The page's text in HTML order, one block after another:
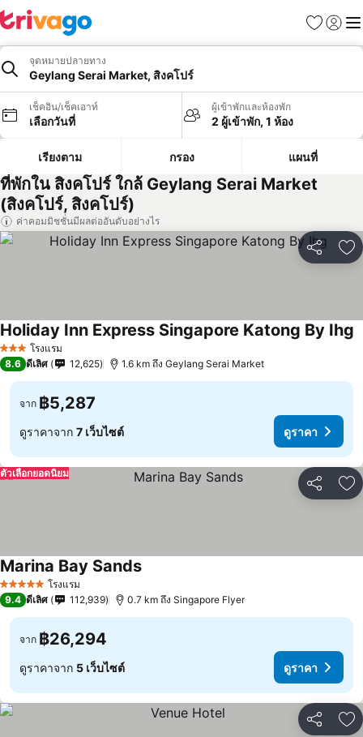
รายการโป
เข้าสู่ร
เมนู
จุดหมายปลายทาง
Geylang Serai Market, สิงคโปร์
เช็คอิน/เช็คเอาท์
เลือกวันที่
ผู้เข้าพักและห้องพัก
2 ผู้เข้าพัก, 1 ห้อง
เรียงตาม กรอง แผนที่
ที่พักใน สิงคโปร์ ใกล้ Geylang Serai Market
(สิงคโปร์, สิงคโปร์)
ค่าคอมมิชชั่นมีผลต่ออันดับอย่างไร
แชร์ เ
3 ดาว โรงแรม
Holiday Inn Express Singapore Katong By Ihg
8.6 ดีเลิศ 12,625 1.6 km ถึง Geylang Serai Market
จาก ฿5,287
ดูราคาจาก 7 เว็บไซต์ ดูราคา
แชร์ เ
ตัวเลือกยอดนิยม
5 ดาว โรงแรม
Marina Bay Sands
9.4 ดีเลิศ 112,939 0.7 km ถึง Singapore Flyer
จาก ฿26,294
ดูราคาจาก 5 เว็บไซต์ ดูราคา
แชร์ เ